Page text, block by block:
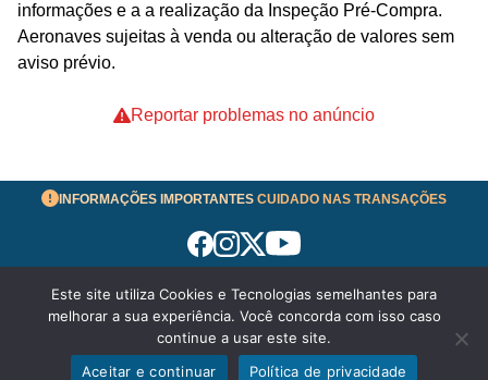
Enviar mensagem
informações e a a realização da Inspeção Pré-Compra.
Aeronaves sujeitas à venda ou alteração de valores sem
aviso prévio.
Reportar problemas no anúncio
INFORMAÇÕES IMPORTANTES CUIDADO NAS TRANSAÇÕES
Termos de Uso
© 2026 aeronavesavenda.com | Todos os Direitos
Reservados!
Este site utiliza Cookies e Tecnologias semelhantes para
melhorar a sua experiência. Você concorda com isso caso
continue a usar este site.
Aceitar e continuar
Política de privacidade